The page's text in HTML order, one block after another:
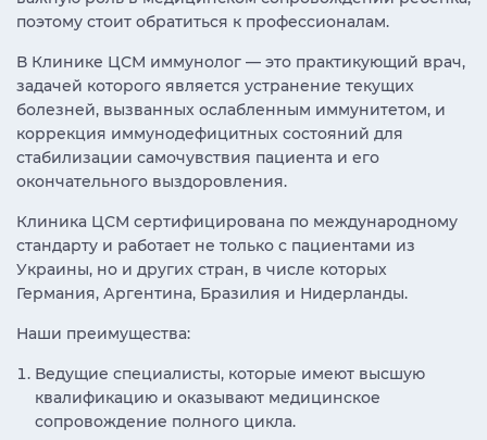
поэтому стоит обратиться к профессионалам.
В Клинике ЦСМ иммунолог — это практикующий врач,
задачей которого является устранение текущих
болезней, вызванных ослабленным иммунитетом, и
коррекция иммунодефицитных состояний для
стабилизации самочувствия пациента и его
окончательного выздоровления.
Клиника ЦСМ сертифицирована по международному
стандарту и работает не только с пациентами из
Украины, но и других стран, в числе которых
Германия, Аргентина, Бразилия и Нидерланды.
Наши преимущества:
Ведущие специалисты, которые имеют высшую
квалификацию и оказывают медицинское
сопровождение полного цикла.